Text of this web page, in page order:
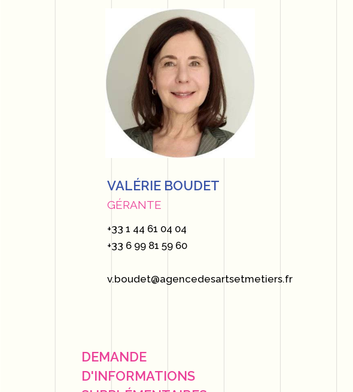
VALÉRIE BOUDET
GÉRANTE
+33 1 44 61 04 04
+33 6 99 81 59 60
v.boudet@agencedesartsetmetiers.fr
DEMANDE
D'INFORMATIONS